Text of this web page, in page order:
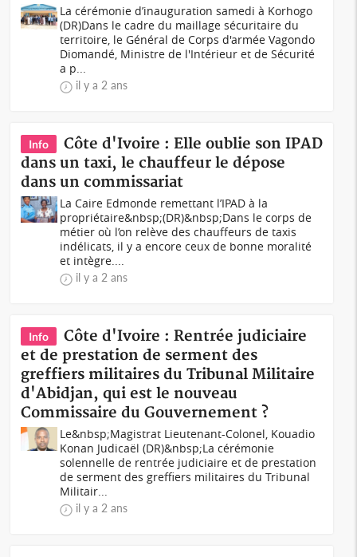
La cérémonie d’inauguration samedi à Korhogo
(DR)Dans le cadre du maillage sécuritaire du
territoire, le Général de Corps d'armée Vagondo
Diomandé, Ministre de l'Intérieur et de Sécurité
a p...
il y a 2 ans
Info
Côte d'Ivoire : Elle oublie son IPAD
dans un taxi, le chauffeur le dépose
dans un commissariat
La Caire Edmonde remettant l’IPAD à la
propriétaire&nbsp;(DR)&nbsp;Dans le corps de
métier où l’on relève des chauffeurs de taxis
indélicats, il y a encore ceux de bonne moralité
et intègre....
il y a 2 ans
Info
Côte d'Ivoire : Rentrée judiciaire
et de prestation de serment des
greffiers militaires du Tribunal Militaire
d'Abidjan, qui est le nouveau
Commissaire du Gouvernement ?
Le&nbsp;Magistrat Lieutenant-Colonel, Kouadio
Konan Judicaël (DR)&nbsp;La cérémonie
solennelle de rentrée judiciaire et de prestation
de serment des greffiers militaires du Tribunal
Militair...
il y a 2 ans